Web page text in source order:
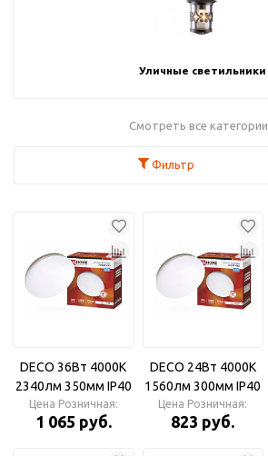
Уличные светильники
Смотреть все категории
Фильтр
DECO 36Вт 4000К
2340лм 350мм IP40
НОЧНОЕ НЕБО IN
HOME Светильник
Цена Розничная:
1 065 руб.
DECO 24Вт 4000К
1560лм 300мм IP40
НОЧНОЕ НЕБО IN
HOME Светильник
Цена Розничная:
823 руб.